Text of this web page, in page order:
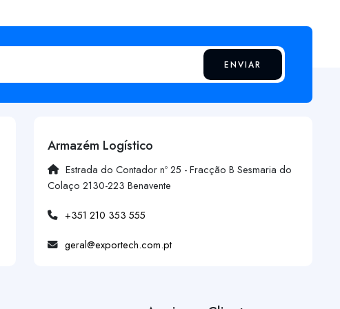
ENVIAR
Armazém Logístico
Estrada do Contador nº 25 - Fracção B Sesmaria do
Colaço 2130-223 Benavente
+351 210 353 555
geral@exportech.com.pt